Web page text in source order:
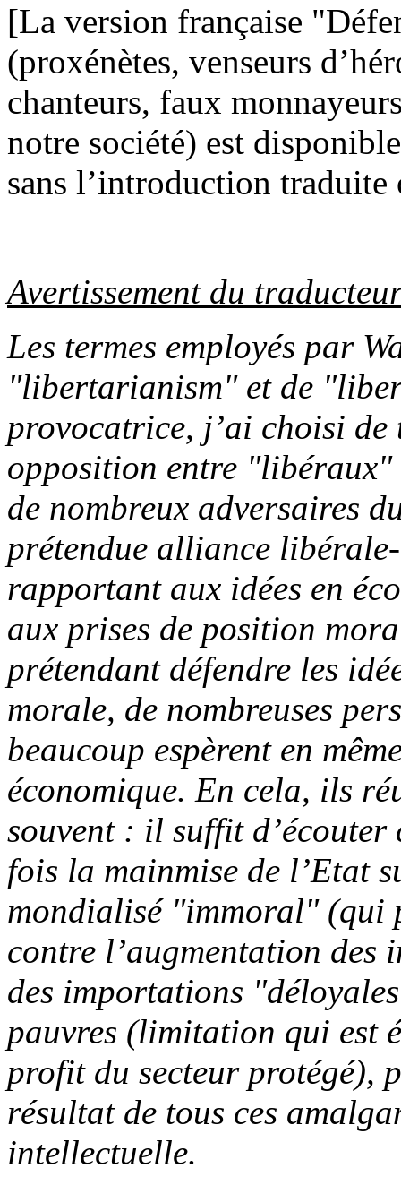
[La version française
(proxénètes, venseurs
chanteurs, faux
notre société) est
sans l’introduction
Avertissement du
Les termes employés par
"libertarianism" et de
provocatrice, j’ai choisi
opposition entre
de nombreux adversaires
prétendue alliance
rapportant aux idées en
aux prises de position
prétendant défendre les
morale, de nombreuses
beaucoup espèrent en
économique. En cela, ils
souvent : il suffit
fois la mainmise de l’Etat
mondialisé "immoral" (qui
contre l’augmentation
des importations
pauvres (limitation qui est
profit du secteur protégé),
résultat de tous ces
intellectuelle.